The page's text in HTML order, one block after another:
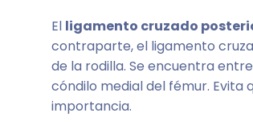
El ligamento cruzado
contraparte, el ligamento
de la rodilla. Se encuentra
cóndilo medial del fémur. Evita
importancia.